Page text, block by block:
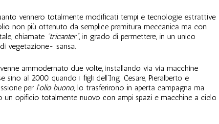
vennero totalmente modificati tempi e tecnologie estrattive
non più ottenuto da semplice premitura meccanica ma con
chiamate “tricanter”, in grado di permettere, in un unico
vegetazione- sansa.
ammodernato due volte, installando via via macchine
sino al 2000 quando i figli dell’Ing. Cesare, Pieralberto e
per l’olio buono, lo trasferirono in aperta campagna ma
un opificio totalmente nuovo con ampi spazi e macchine a ciclo